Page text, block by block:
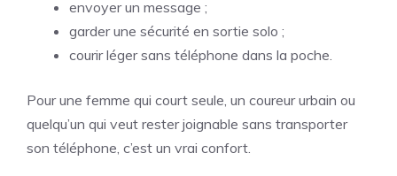
envoyer un message ;
garder une sécurité en sortie solo ;
courir léger sans téléphone dans la poche.
Pour une femme qui court seule, un coureur urbain ou
quelqu’un qui veut rester joignable sans transporter
son téléphone, c’est un vrai confort.